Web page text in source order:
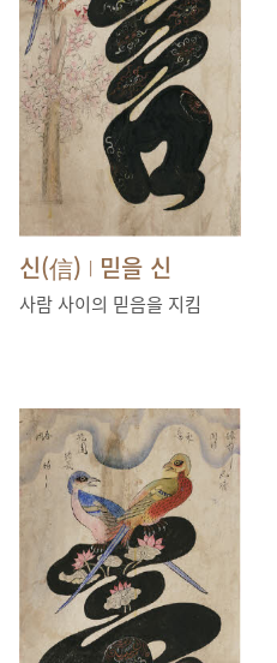
신(信) | 믿을 신
사람 사이의 믿음을 지킴